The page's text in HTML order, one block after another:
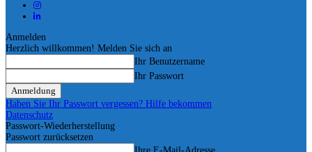
Anmelden
Herzlich willkommen! Melden Sie sich an
Ihr Benutzername
Ihr Passwort
Haben Sie Ihr Passwort vergessen? Hilfe bekommen
Datenschutz
Passwort-Wiederherstellung
Passwort zurücksetzen